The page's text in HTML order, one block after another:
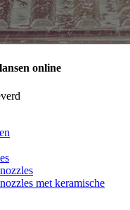
online
met keramische